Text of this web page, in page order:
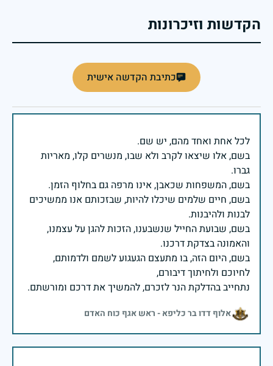
הקדשות וזיכרונות
כתיבת הקדשה אישית
בשם, אלו שיצאו לקרב ולא שבו, מנשרים קלו, מאריות
בשם, חיים שלמים שיכלו להיות, שבזכותם אנו ממשיכים
בשם, שבועת החייל שנשבענו, הזכות להגן על עצמנו,
בשם, היום הזה, בו מתעצם הגעגוע לשמם ולדמותם,
נתחייב בהדלקת הנר לזכרם, להמשיך את דרכם ומורשתם.
אלוף דדו בר כליפא - ראש אגף כוח האדם